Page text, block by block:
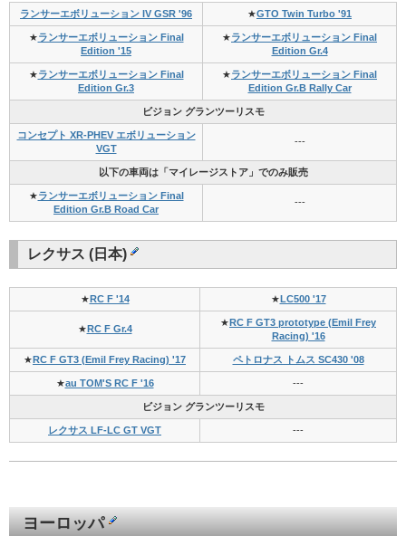
ランサーエボリューション IV GSR '96 ★GTO Twin Turbo '91
★ランサーエボリューション Final
Edition '15
★ランサーエボリューション Final
Edition Gr.4
★ランサーエボリューション Final
Edition Gr.3
★ランサーエボリューション Final
Edition Gr.B Rally Car
ビジョン グランツーリスモ
コンセプト XR-PHEV エボリューション
VGT
---
以下の車両は「マイレージストア」でのみ販売
★ランサーエボリューション Final
Edition Gr.B Road Car
---
レクサス (日本)
★RC F '14 ★LC500 '17
★RC F Gr.4
★RC F GT3 prototype (Emil Frey
Racing) '16
★RC F GT3 (Emil Frey Racing) '17 ペトロナス トムス SC430 '08
★au TOM'S RC F '16 ---
ビジョン グランツーリスモ
レクサス LF-LC GT VGT ---
ヨーロッパ